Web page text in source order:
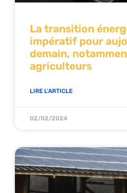
La transition
impératif pour
demain,
agriculteurs
LIRE L'ARTICLE
02/02/2024